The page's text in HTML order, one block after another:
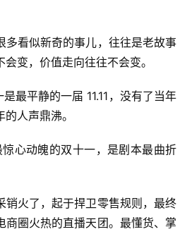
多看似新奇的事儿，往往是老故事
变，价值走向往往不会变。
最平静的一届 11.11，没有了当年
人声鼎沸。
惊心动魄的双十一，是剧本最曲折
销火了，起于捍卫零售规则，最终
商圈火热的直播天团。最懂货、掌